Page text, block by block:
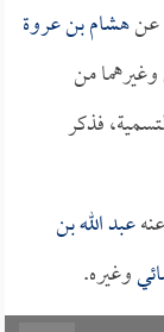
عنهشام بن عروة
من
فذكر
عبد الله بن
وغيره.